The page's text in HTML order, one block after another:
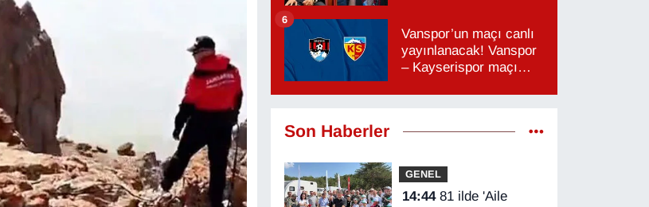
Vanspor’un maçı canlı
yayınlanacak! Vanspor
– Kayserispor maçı
6
Son Haberler
GENEL
14:4481 ilde 'Aile